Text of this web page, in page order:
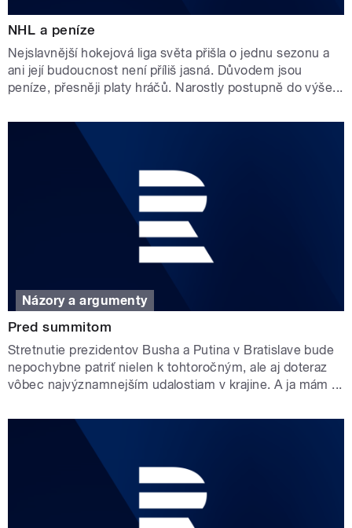
NHL a peníze
Nejslavnější hokejová liga světa přišla o jednu sezonu a
ani její budoucnost není příliš jasná. Důvodem jsou
peníze, přesněji platy hráčů. Narostly postupně do výše...
Názory a argumenty
Pred summitom
Stretnutie prezidentov Busha a Putina v Bratislave bude
nepochybne patriť nielen k tohtoročným, ale aj doteraz
vôbec najvýznamnejším udalostiam v krajine. A ja mám ...